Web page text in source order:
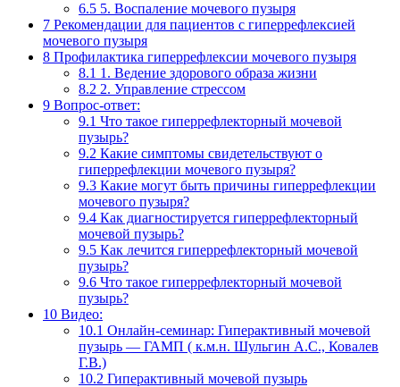
6.5 5. Воспаление мочевого пузыря
7 Рекомендации для пациентов с гиперрефлексией
мочевого пузыря
8 Профилактика гиперрефлексии мочевого пузыря
8.1 1. Ведение здорового образа жизни
8.2 2. Управление стрессом
9 Вопрос-ответ:
9.1 Что такое гиперрефлекторный мочевой
пузырь?
9.2 Какие симптомы свидетельствуют о
гиперрефлекции мочевого пузыря?
9.3 Какие могут быть причины гиперрефлекции
мочевого пузыря?
9.4 Как диагностируется гиперрефлекторный
мочевой пузырь?
9.5 Как лечится гиперрефлекторный мочевой
пузырь?
9.6 Что такое гиперрефлекторный мочевой
пузырь?
10 Видео:
10.1 Онлайн-семинар: Гиперактивный мочевой
пузырь — ГАМП ( к.м.н. Шульгин А.С., Ковалев
Г.В.)
10.2 Гиперактивный мочевой пузырь